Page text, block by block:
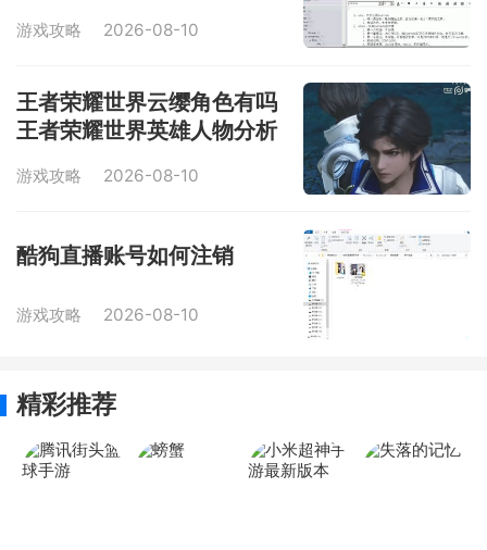
游戏攻略 2026-08-10
王者荣耀世界云缨角色有吗
王者荣耀世界英雄人物分析
游戏攻略 2026-08-10
酷狗直播账号如何注销
游戏攻略 2026-08-10
精彩推荐